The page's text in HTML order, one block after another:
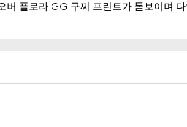
버 플로라 GG 구찌 프린트가 돋보이며